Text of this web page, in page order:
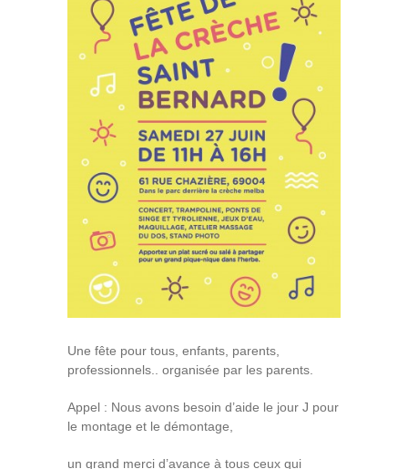
Une fête pour tous, enfants, parents,
professionnels.. organisée par les parents.
Appel : Nous avons besoin d’aide le jour J pour
le montage et le démontage,
un grand merci d’avance à tous ceux qui